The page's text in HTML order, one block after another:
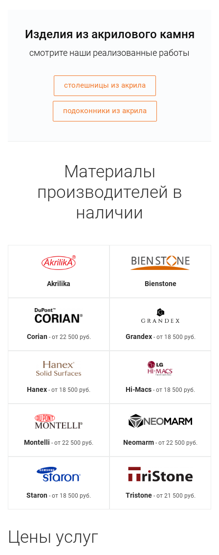
Изделия из акрилового камня
смотрите наши реализованные работы
столешницы из акрила
подоконники из акрила
Материалы
производителей в
наличии
Akrilika Bienstone
Corian- от 22 500 руб. Grandex- от 18 500 руб.
Hanex - от 18 500 руб. Hi-Macs - от 18 500 руб.
Montelli - от 22 500 руб. Neomarm - от 22 500 руб.
Staron - от 18 500 руб. Tristone- от 21 500 руб.
Цены услуг